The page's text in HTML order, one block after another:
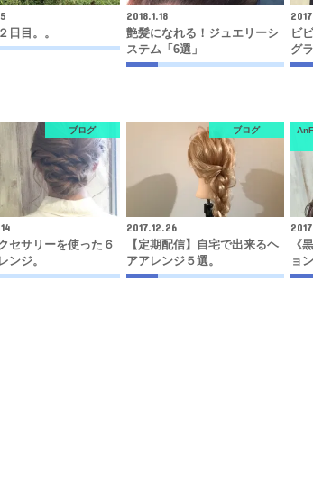
日目。。
2018.1.18
艶髪になれる！ジュエリーシ
ステム「6選」
ビ
グ
ブログ
セサリーを使った６
ンジ。
ブログ
2017.12.26
【定期配信】自宅で出来るヘ
アアレンジ５選。
《
ョ